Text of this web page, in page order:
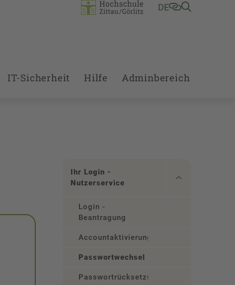
DE
IT-Sicherheit Hilfe Adminbereich
Ihr Login -
Nutzerservice
Login -
Beantragung
Accountaktivierung
Passwortwechsel
Passwortrücksetzung